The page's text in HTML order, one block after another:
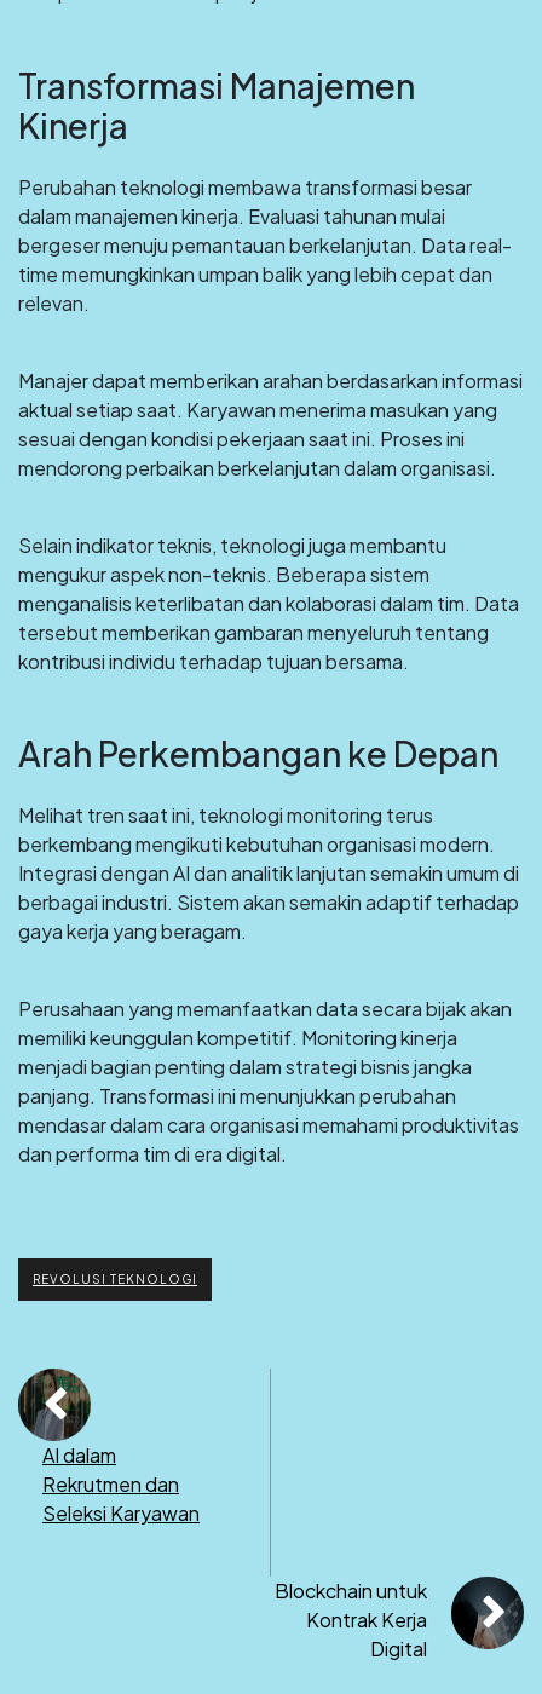
Transformasi Manajemen
Kinerja
Perubahan teknologi membawa transformasi besar
dalam manajemen kinerja. Evaluasi tahunan mulai
bergeser menuju pemantauan berkelanjutan. Data real-
time memungkinkan umpan balik yang lebih cepat dan
relevan.
Manajer dapat memberikan arahan berdasarkan informasi
aktual setiap saat. Karyawan menerima masukan yang
sesuai dengan kondisi pekerjaan saat ini. Proses ini
mendorong perbaikan berkelanjutan dalam organisasi.
Selain indikator teknis, teknologi juga membantu
mengukur aspek non-teknis. Beberapa sistem
menganalisis keterlibatan dan kolaborasi dalam tim. Data
tersebut memberikan gambaran menyeluruh tentang
kontribusi individu terhadap tujuan bersama.
Arah Perkembangan ke Depan
Melihat tren saat ini, teknologi monitoring terus
berkembang mengikuti kebutuhan organisasi modern.
Integrasi dengan AI dan analitik lanjutan semakin umum di
berbagai industri. Sistem akan semakin adaptif terhadap
gaya kerja yang beragam.
Perusahaan yang memanfaatkan data secara bijak akan
memiliki keunggulan kompetitif. Monitoring kinerja
menjadi bagian penting dalam strategi bisnis jangka
panjang. Transformasi ini menunjukkan perubahan
mendasar dalam cara organisasi memahami produktivitas
dan performa tim di era digital.
REVOLUSI TEKNOLOGI
AI dalam
Rekrutmen dan
Seleksi Karyawan
Blockchain untuk
Kontrak Kerja
Digital